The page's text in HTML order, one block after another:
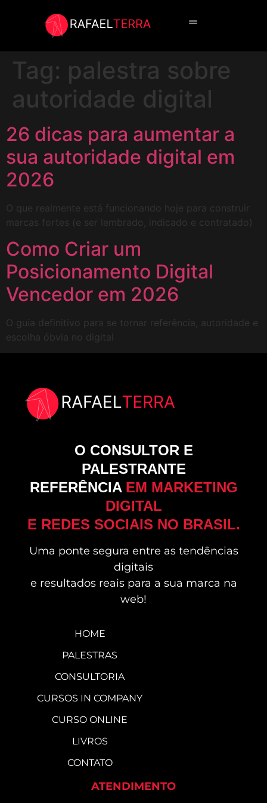
Tag: palestra sobre
autoridade digital
26 dicas para aumentar a
sua autoridade digital em
2026
O que realmente está funcionando hoje para construir
marcas fortes (e ser lembrado, indicado e contratado)
Como Criar um
Posicionamento Digital
Vencedor em 2026
O guia definitivo para se tornar referência, autoridade e
escolha óbvia no digital
O CONSULTOR E
PALESTRANTE
REFERÊNCIA EM MARKETING
DIGITAL
E REDES SOCIAIS NO BRASIL.
Uma ponte segura entre as tendências
digitais
e resultados reais para a sua marca na
web!
HOME
PALESTRAS
CONSULTORIA
CURSOS IN COMPANY
CURSO ONLINE
LIVROS
CONTATO
ATENDIMENTO